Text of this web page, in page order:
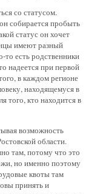
со статусом.
собирается пробыть
статус он хочет
имеют разный
то есть родственники
надеется при первой
в каждом регионе
находящемуся в
того, кто находится в
возможность
области.
там, потому что это
но именно поэтому
квоты там
принять и